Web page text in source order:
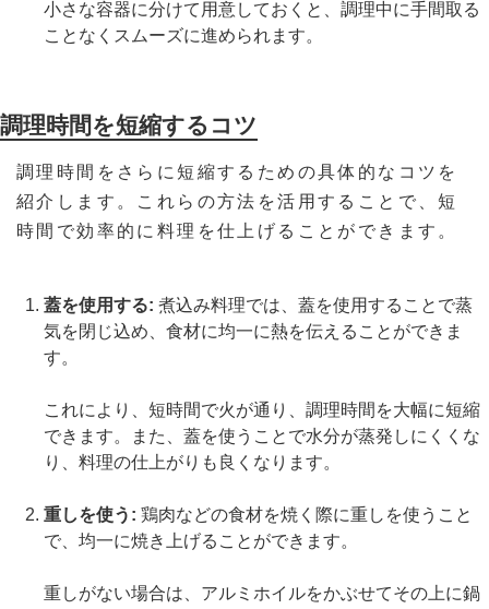
小さな容器に分けて用意しておくと、調理中に手間取る
ことなくスムーズに進められます。
調理時間を短縮するコツ
調理時間をさらに短縮するための具体的なコツを
紹介します。これらの方法を活用することで、短
時間で効率的に料理を仕上げることができます。
蓋を使用する: 煮込み料理では、蓋を使用することで蒸
気を閉じ込め、食材に均一に熱を伝えることができま
す。
これにより、短時間で火が通り、調理時間を大幅に短縮
できます。また、蓋を使うことで水分が蒸発しにくくな
り、料理の仕上がりも良くなります​。
重しを使う: 鶏肉などの食材を焼く際に重しを使うこと
で、均一に焼き上げることができます。
重しがない場合は、アルミホイルをかぶせてその上に鍋